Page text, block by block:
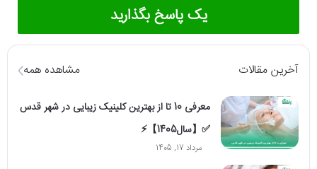
یک پاسخ بگذارید
آخرین مقالات مشاهده همه
معرفی 10 تا از بهترین کلینیک زیبایی در شهر قدس
✅【سال1405】⚡️
مرداد 17, 1405